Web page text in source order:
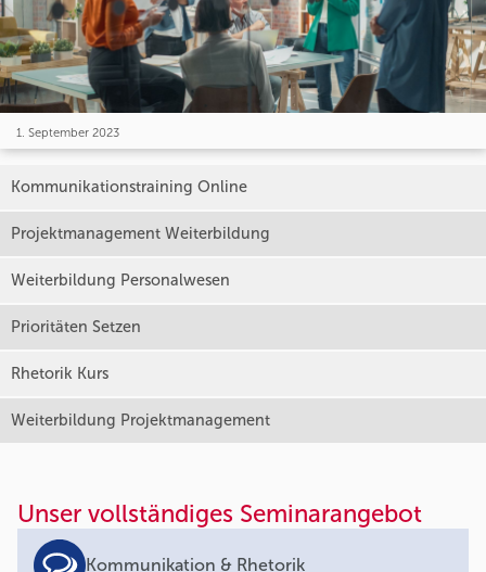
1. September 2023
Kommunikationstraining Online
Projektmanagement Weiterbildung
Weiterbildung Personalwesen
Prioritäten Setzen
Rhetorik Kurs
Weiterbildung Projektmanagement
Unser vollständiges Seminarangebot
Kommunikation & Rhetorik